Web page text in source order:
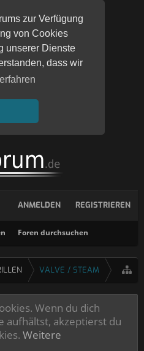
zur Verfügung
von Cookies
unserer Dienste
dass wir
Foren durchsuchen
ANMELDEN REGISTRIEREN
VALVE / STEAM
Wenn du dich
aufhältst, akzeptierst du
Weitere